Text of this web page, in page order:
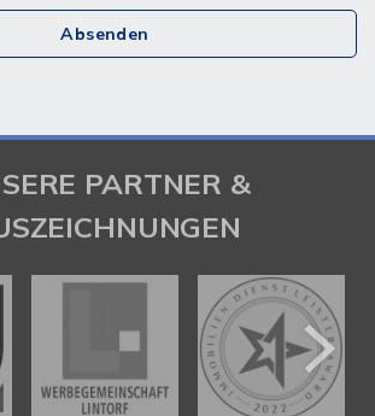
Absenden
PARTNER &